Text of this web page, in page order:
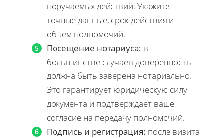
поручаемых действий. Укажите
точные данные, срок действия и
объем полномочий.
Посещение нотариуса: в
большинстве случаев доверенность
должна быть заверена нотариально.
Это гарантирует юридическую силу
документа и подтверждает ваше
согласие на передачу полномочий.
Подпись и регистрация: после визита